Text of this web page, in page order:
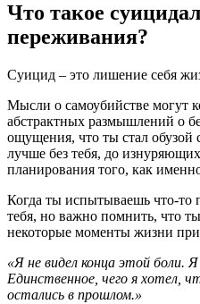
Что такое
переживания?
Суицид – это лишение себя
Мысли о самоубийстве могут
абстрактных размышлений о
ощущения, что ты стал обузой
лучше без тебя, до
планирования того, как
Когда ты испытываешь что-то
тебя, но важно помнить, что
некоторые моменты жизни
«Я не видел конца этой боли.
Единственное, чего я хотел,
остались в прошлом.»